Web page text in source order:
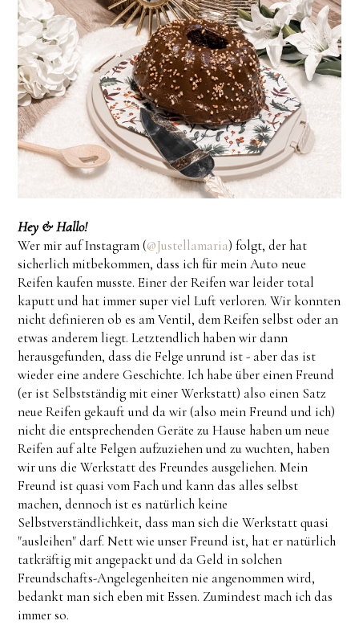
Hey & Hallo!
Wer mir auf Instagram (@Justellamaria) folgt, der hat
sicherlich mitbekommen, dass ich für mein Auto neue
Reifen kaufen musste. Einer der Reifen war leider total
kaputt und hat immer super viel Luft verloren. Wir konnten
nicht definieren ob es am Ventil, dem Reifen selbst oder an
etwas anderem liegt. Letztendlich haben wir dann
herausgefunden, dass die Felge unrund ist - aber das ist
wieder eine andere Geschichte. Ich habe über einen Freund
(er ist Selbstständig mit einer Werkstatt) also einen Satz
neue Reifen gekauft und da wir (also mein Freund und ich)
nicht die entsprechenden Geräte zu Hause haben um neue
Reifen auf alte Felgen aufzuziehen und zu wuchten, haben
wir uns die Werkstatt des Freundes ausgeliehen. Mein
Freund ist quasi vom Fach und kann das alles selbst
machen, dennoch ist es natürlich keine
Selbstverständlichkeit, dass man sich die Werkstatt quasi
"ausleihen" darf. Nett wie unser Freund ist, hat er natürlich
tatkräftig mit angepackt und da Geld in solchen
Freundschafts-Angelegenheiten nie angenommen wird,
bedankt man sich eben mit Essen. Zumindest mach ich das
immer so.